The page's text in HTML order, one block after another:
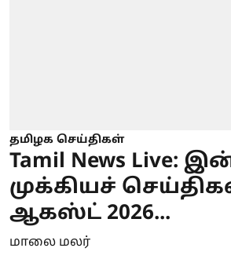
தமிழக செய்திகள்
Tamil News Live:
முக்கியச்
ஆகஸ்ட் 2026...
மாலை மலர்